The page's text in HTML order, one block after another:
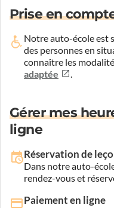
Prise en
Notre auto-école est
des personnes en
connaître les
adaptée
Gérer mes
ligne
Réservation de
Dans notre auto-
rendez-vous et
Paiement en ligne